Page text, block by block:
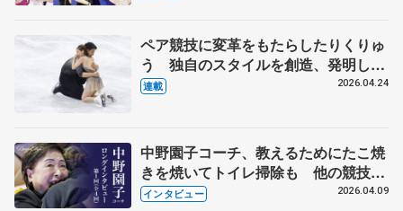
ペア競技に変革をもたらしたりくりゅ
う 独自のスタイルを創造、発明した
【引退発表後②】
連載 2026.04.24
中野園子コーチ、教えるためにたこ焼
きを焼いてトイレ掃除も 他の競技に
も通用するという坂本花織の筋肉
インタビュー 2026.04.09